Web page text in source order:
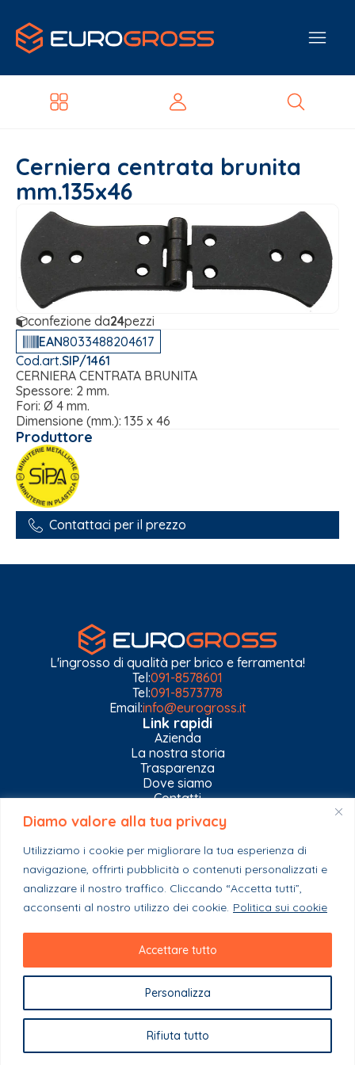
Diamo valore alla tua privacy
Utilizziamo i cookie per migliorare la tua esperienza di
navigazione, offrirti pubblicità o contenuti personalizzati e
analizzare il nostro traffico. Cliccando “Accetta tutti”,
acconsenti al nostro utilizzo dei cookie. Politica sui cookie
Personalizza
Rifiuta tutto
Accettare tutto
Cerniera centrata brunita
mm.135x46
confezione da24pezzi
EAN8033488204617
Cod.art.SIP/1461
CERNIERA CENTRATA BRUNITA
Spessore: 2 mm.
Fori: Ø 4 mm.
Dimensione (mm.): 135 x 46
Produttore
Contattaci per il prezzo
L'ingrosso di qualità per brico e ferramenta!
Tel:091-8578601
Tel:091-8573778
Email:info@eurogross.it
Link rapidi
Azienda
La nostra storia
Trasparenza
Dove siamo
Contatti
Privacy Policy
Gestisci impostazioni Cookies
Esplora il catalogo
Casa
Ferramenta & Co.
Giardino e agricoltura
Stagionali
Copyright 2023 - EuroGross Srl - P. IVA: 03999590825